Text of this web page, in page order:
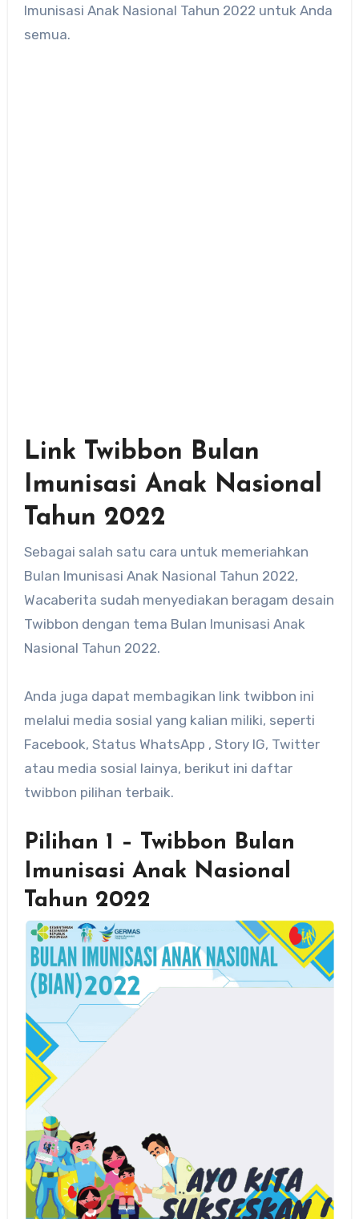
Imunisasi Anak Nasional Tahun 2022 untuk Anda
semua.
Link Twibbon Bulan
Imunisasi Anak Nasional
Tahun 2022
Sebagai salah satu cara untuk memeriahkan
Bulan Imunisasi Anak Nasional Tahun 2022,
Wacaberita sudah menyediakan beragam desain
Twibbon dengan tema Bulan Imunisasi Anak
Nasional Tahun 2022.
Anda juga dapat membagikan link twibbon ini
melalui media sosial yang kalian miliki, seperti
Facebook, Status WhatsApp , Story IG, Twitter
atau media sosial lainya, berikut ini daftar
twibbon pilihan terbaik.
Pilihan 1 – Twibbon Bulan
Imunisasi Anak Nasional
Tahun 2022